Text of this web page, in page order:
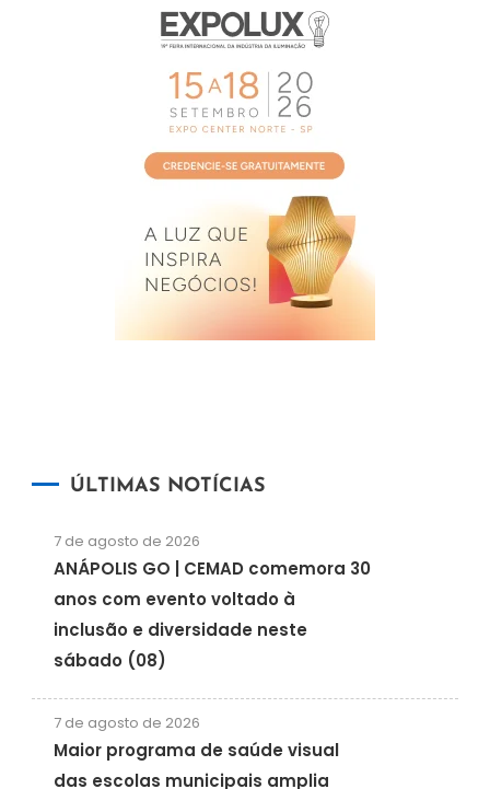
ÚLTIMAS NOTÍCIAS
7 de agosto de 2026
ANÁPOLIS GO | CEMAD comemora 30
anos com evento voltado à
inclusão e diversidade neste
sábado (08)
7 de agosto de 2026
Maior programa de saúde visual
das escolas municipais amplia